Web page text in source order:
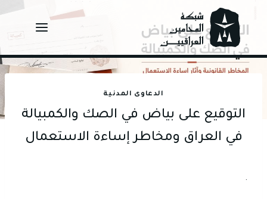
content
الدعاوى المدنية
التوقيع على بياض في الصك والكمبيالة
في العراق ومخاطر إساءة الاستعمال
.